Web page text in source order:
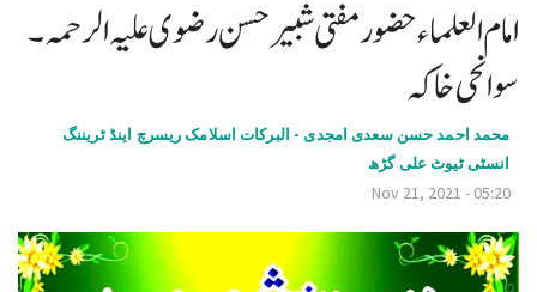
o
امام العلماء حضور مفتی شبیر حسن رضوی علیہ الرحمہ۔
سوانحی خاکہ
محمد احمد حسن سعدی امجدی - البرکات اسلامک ریسرچ اینڈ ٹریننگ
انسٹی ٹیوٹ علی گڑھ
Nov 21, 2021 - 05:20